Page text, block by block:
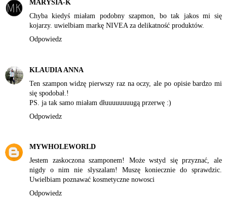
MARYSIA-K
Chyba kiedyś miałam podobny szapmon, bo tak jakos mi się
kojarzy. uwielbiam markę NIVEA za delikatność produktów.
Odpowiedz
KLAUDIA ANNA
Ten szampon widzę pierwszy raz na oczy, ale po opisie bardzo mi
się spodobał.!
PS. ja tak samo miałam dłuuuuuuuugą przerwę :)
Odpowiedz
MYWHOLEWORLD
Jestem zaskoczona szamponem! Może wstyd się przyznać, ale
nigdy o nim nie slyszalam! Muszę koniecznie do sprawdzic.
Uwielbiam poznawać kosmetyczne nowosci
Odpowiedz